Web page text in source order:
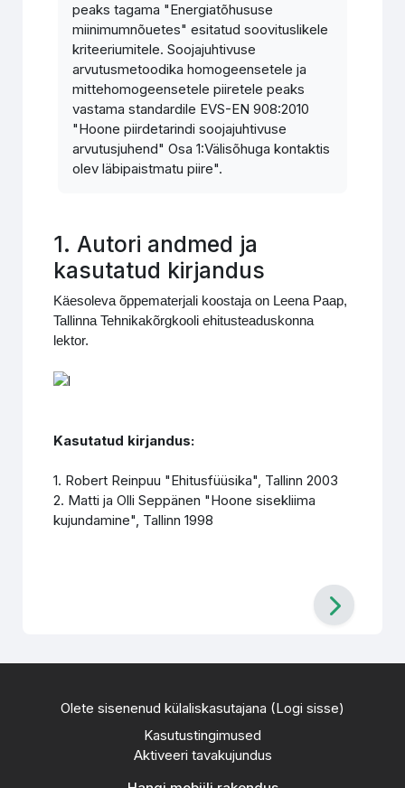
peaks tagama "Energiatõhususe
miinimumnõuetes" esitatud soovituslikele
kriteeriumitele. Soojajuhtivuse
arvutusmetoodika homogeensetele ja
mittehomogeensetele piiretele peaks
vastama standardile EVS-EN 908:2010
"Hoone piirdetarindi soojajuhtivuse
arvutusjuhend" Osa 1:Välisõhuga kontaktis
olev läbipaistmatu piire".
1. Autori andmed ja
kasutatud kirjandus
Käesoleva õppematerjali koostaja on Leena Paap,
Tallinna Tehnikakõrgkooli ehitusteaduskonna
lektor.
Kasutatud kirjandus:
1. Robert Reinpuu "Ehitusfüüsika", Tallinn 2003
2. Matti ja Olli Seppänen "Hoone sisekliima
kujundamine", Tallinn 1998
Olete sisenenud külaliskasutajana (Logi sisse)
Kasutustingimused
Aktiveeri tavakujundus